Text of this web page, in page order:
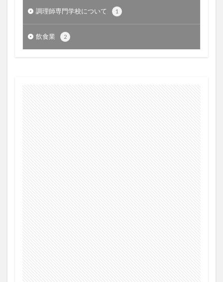
調理師専門学校について 1
飲食業 2